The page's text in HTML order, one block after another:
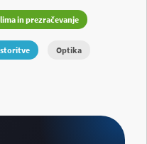
in prezračevanje
storitve Optika